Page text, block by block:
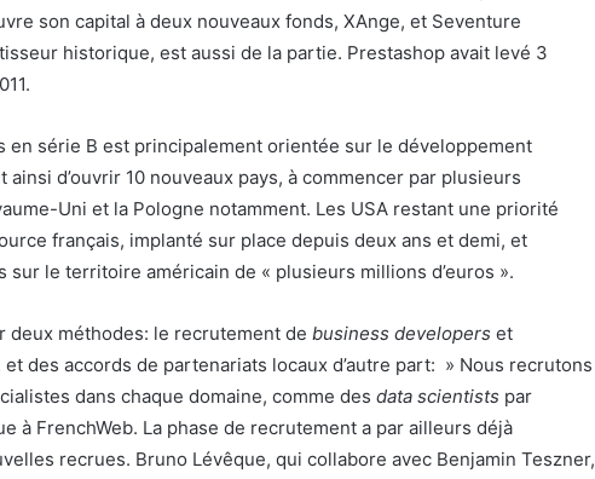
son capital à deux nouveaux fonds, XAnge, et Seventure
historique, est aussi de la partie. Prestashop avait levé 3
en série B est principalement orientée sur le développement
d’ouvrir 10 nouveaux pays, à commencer par plusieurs
Uni et la Pologne notamment. Les USA restant une priorité
français, implanté sur place depuis deux ans et demi, et
sur le territoire américain de « plusieurs millions d’euros ».
deux méthodes: le recrutement de business developers et
et des accords de partenariats locaux d’autre part: » Nous recrutons
dans chaque domaine, comme des data scientists par
à FrenchWeb. La phase de recrutement a par ailleurs déjà
recrues. Bruno Lévêque, qui collabore avec Benjamin Teszner,